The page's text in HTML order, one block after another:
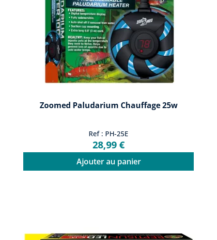
Zoomed Paludarium Chauffage 25w
Ref : PH-25E
28,99 €
Ajouter au panier